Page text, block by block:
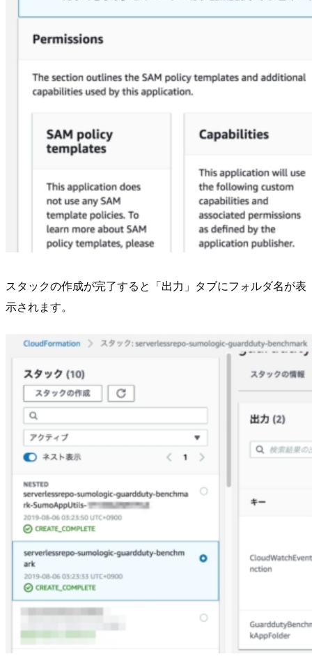
スタックの作成が完了すると「出力」タブにフォルダ名が表
示されます。